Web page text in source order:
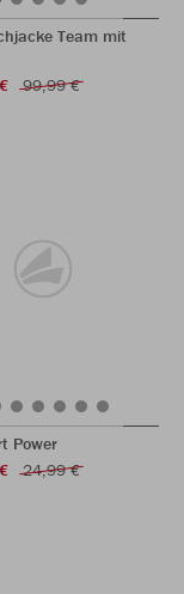
Team mit
99,99 €
Power
24,99 €